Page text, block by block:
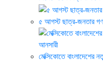
৫ আগস্ট ছাত্র-জনতার
মেক্সিকোতে বাংলাদেশের